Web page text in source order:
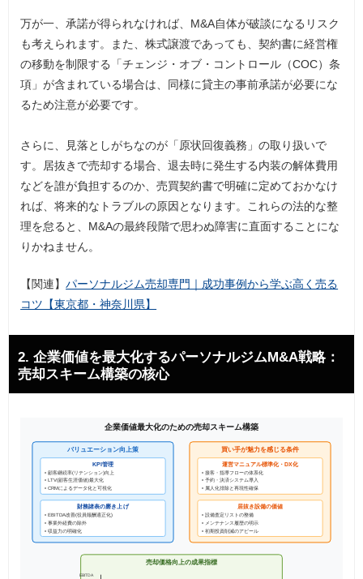
万が一、承諾が得られなければ、M&A自体が破談になるリスク
も考えられます。また、株式譲渡であっても、契約書に経営権
の移動を制限する「チェンジ・オブ・コントロール（COC）条
項」が含まれている場合は、同様に貸主の事前承諾が必要にな
るため注意が必要です。
さらに、見落としがちなのが「原状回復義務」の取り扱いで
す。居抜きで売却する場合、退去時に発生する内装の解体費用
などを誰が負担するのか、売買契約書で明確に定めておかなけ
れば、将来的なトラブルの原因となります。これらの法的な整
理を怠ると、M&Aの最終段階で思わぬ障害に直面することにな
りかねません。
【関連】パーソナルジム売却専門｜成功事例から学ぶ高く売る
コツ【東京都・神奈川県】
2. 企業価値を最大化するパーソナルジムM&A戦略：
売却スキーム構築の核心
企業価値最大化のための売却スキーム構築
バリュエーション向上策
KPI管理
• 顧客継続率(リテンション)向上
• LTV(顧客生涯価値)最大化
• CRMによるデータ化と可視化
財務諸表の磨き上げ
• EBITDA改善(役員報酬適正化)
• 事業外経費の除外
• 収益力の明確化
買い手が魅力を感じる条件
運営マニュアル標準化・DX化
• 接客・指導フローの体系化
• 予約・決済システム導入
• 属人化排除と再現性確保
居抜き設備の価値
• 設備査定リストの整備
• メンテナンス履歴の明示
• 初期投資削減のアピール
売却価格向上の成果指標
EBITDA